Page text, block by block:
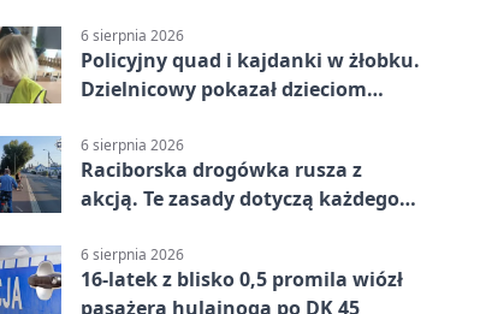
6 sierpnia 2026
Policyjny quad i kajdanki w żłobku.
Dzielnicowy pokazał dzieciom
6 sierpnia 2026
Raciborska drogówka rusza z
akcją. Te zasady dotyczą każdego
6 sierpnia 2026
16-latek z blisko 0,5 promila wiózł
pasażera hulajnogą po DK 45